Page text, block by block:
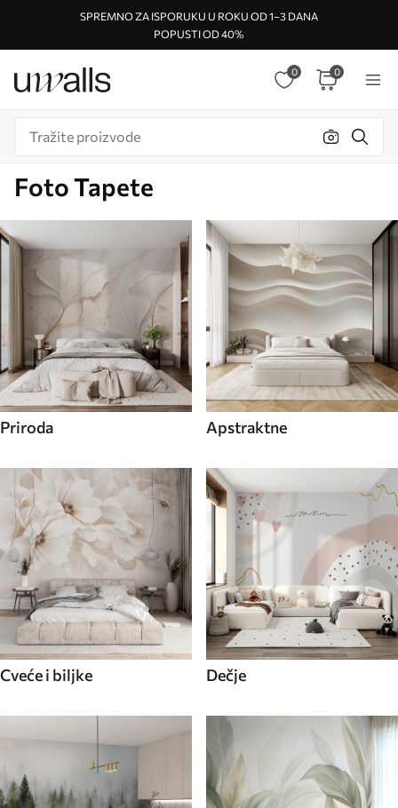
SPREMNO ZA ISPORUKU U ROKU OD 1–3 DANA
POPUSTI OD 40%
0 0
Foto Tapete
Priroda Apstraktne
Cveće i biljke Dečje